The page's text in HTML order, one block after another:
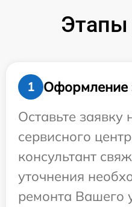
Этапы
1
Оформление
Оставьте заявку
сервисного
консультант
уточнения
ремонта Вашего